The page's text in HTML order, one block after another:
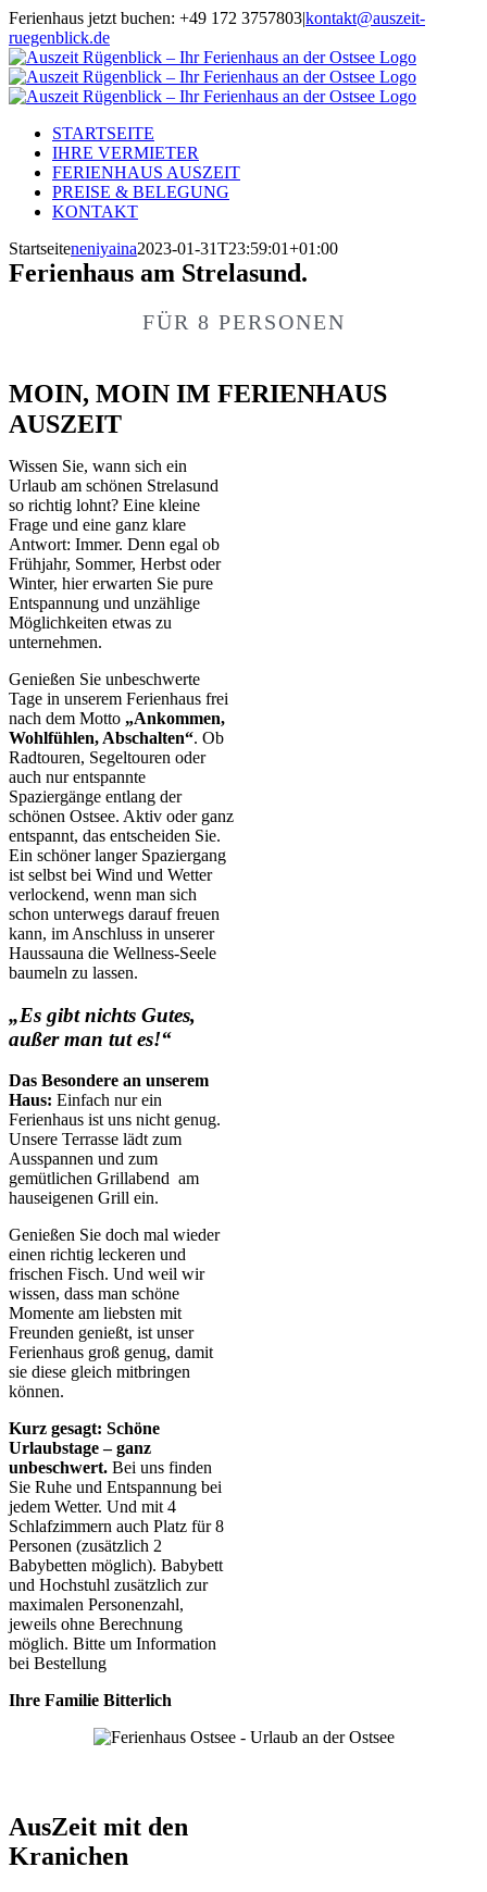
Zum
Inhalt
springen
Ferienhaus jetzt buchen: +49 172 3757803|kontakt@auszeit-
ruegenblick.de
Facebook
Instagram
E-
Mail
STARTSEITE
IHRE VERMIETER
FERIENHAUS AUSZEIT
PREISE & BELEGUNG
KONTAKT
Startseiteneniyaina2023-01-31T23:59:01+01:00
Ferienhaus am Strelasund.
FÜR 8 PERSONEN
MOIN, MOIN IM FERIENHAUS
AUSZEIT
Wissen Sie, wann sich ein
Urlaub am schönen Strelasund
so richtig lohnt? Eine kleine
Frage und eine ganz klare
Antwort: Immer. Denn egal ob
Frühjahr, Sommer, Herbst oder
Winter, hier erwarten Sie pure
Entspannung und unzählige
Möglichkeiten etwas zu
unternehmen.
Genießen Sie unbeschwerte
Tage in unserem Ferienhaus frei
nach dem Motto „Ankommen,
Wohlfühlen, Abschalten“. Ob
Radtouren, Segeltouren oder
auch nur entspannte
Spaziergänge entlang der
schönen Ostsee. Aktiv oder ganz
entspannt, das entscheiden Sie.
Ein schöner langer Spaziergang
ist selbst bei Wind und Wetter
verlockend, wenn man sich
schon unterwegs darauf freuen
kann, im Anschluss in unserer
Haussauna die Wellness-Seele
baumeln zu lassen.
„Es gibt nichts Gutes,
außer man tut es!“
Das Besondere an unserem
Haus: Einfach nur ein
Ferienhaus ist uns nicht genug.
Unsere Terrasse lädt zum
Ausspannen und zum
gemütlichen Grillabend am
hauseigenen Grill ein.
Genießen Sie doch mal wieder
einen richtig leckeren und
frischen Fisch. Und weil wir
wissen, dass man schöne
Momente am liebsten mit
Freunden genießt, ist unser
Ferienhaus groß genug, damit
sie diese gleich mitbringen
können.
Kurz gesagt: Schöne
Urlaubstage – ganz
unbeschwert. Bei uns finden
Sie Ruhe und Entspannung bei
jedem Wetter. Und mit 4
Schlafzimmern auch Platz für 8
Personen (zusätzlich 2
Babybetten möglich). Babybett
und Hochstuhl zusätzlich zur
maximalen Personenzahl,
jeweils ohne Berechnung
möglich. Bitte um Information
bei Bestellung
Ihre Familie Bitterlich
AusZeit mit den
Kranichen